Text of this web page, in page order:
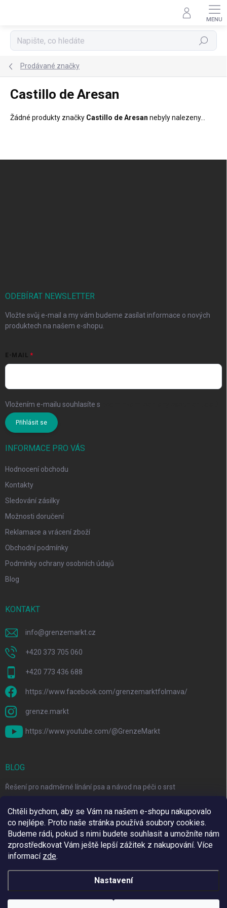
Chtěli bychom, aby se Vám na našem e-shopu nakupovalo
co nejlépe. Proto naše stránka používá soubory cookies.
Budeme rádi, pokud s nimi budete souhlasit a umožníte nám
zprostředkovat Vám ještě lepší zážitek z nakupování. Více
informací zde.
Nastavení
Hledat
Prodávané značky
Castillo de Aresan
Žádné produkty značky Castillo de Aresan nebyly nalezeny...
ODEBÍRAT NEWSLETTER
Vložte svůj e-mail a my vám budeme zasílat informace o nových
produktech na našem e-shopu.
E-MAIL
Vložením e-mailu souhlasíte s
Přihlásit se
INFORMACE PRO VÁS
Hodnocení obchodu
Kontakty
Sledování zásilky
Možnosti doručení
Reklamace a vrácení zboží
Obchodní podmínky
Podmínky ochrany osobních údajů
Blog
KONTAKT
info@grenzemarkt.cz
+420 373 705 060
+420 773 436 688
https://www.facebook.com/grenzemarktfolmava/
grenze.markt
https://www.youtube.com/@GrenzeMarkt
BLOG
Řešení pro nadměrné línání psa a návod na péči o srst
Top 6 značek pro domácí mazlíčky za skvělé ceny
Copyright 2026Grenze Markt Online. Všechna práva vyhrazena.Upravit